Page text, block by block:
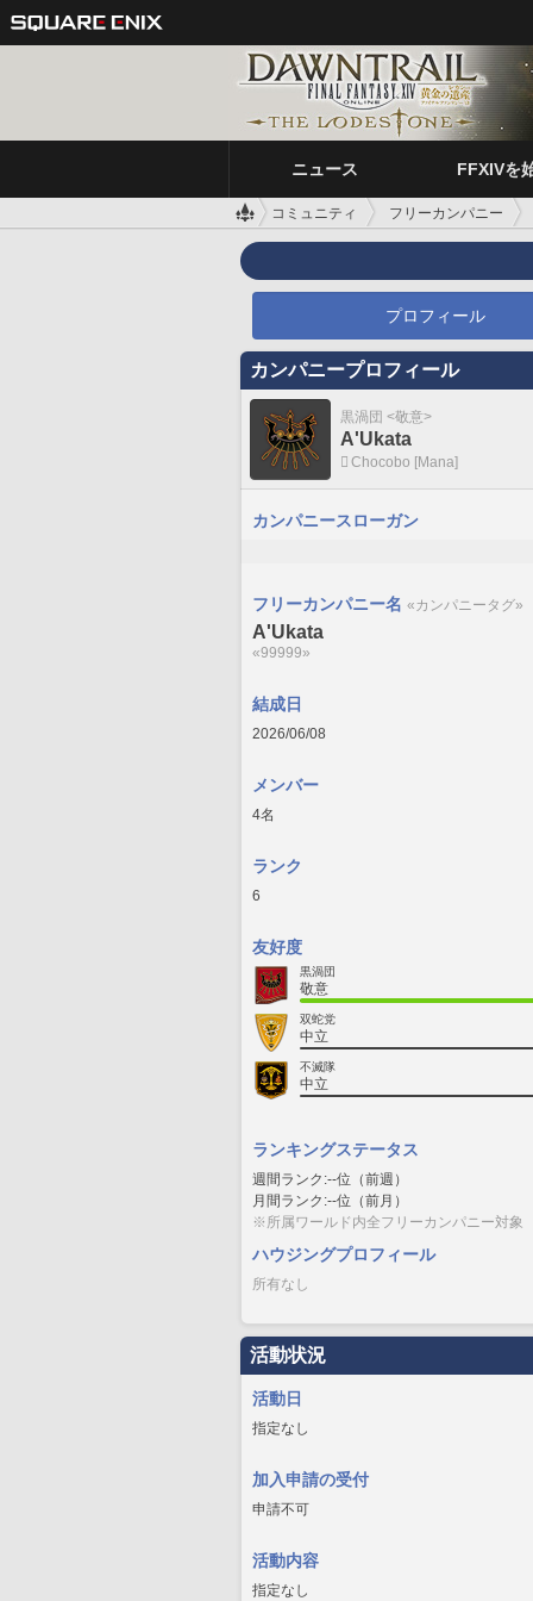
ニュース FFXIVを
コミュニティ フリーカンパニー
プロフィール
カンパニープロフィール
黒渦団 <敬意>
A'Ukata
Chocobo [Mana]
カンパニースローガン
フリーカンパニー名 «カンパニータグ»
A'Ukata
«99999»
結成日
2026/06/08
メンバー
4名
ランク
6
友好度
黒渦団
敬意
双蛇党
中立
不滅隊
中立
ランキングステータス
週間ランク:--位（前週）
月間ランク:--位（前月）
※所属ワールド内全フリーカンパニー対象
ハウジングプロフィール
所有なし
活動状況
活動日
指定なし
加入申請の受付
申請不可
活動内容
指定なし